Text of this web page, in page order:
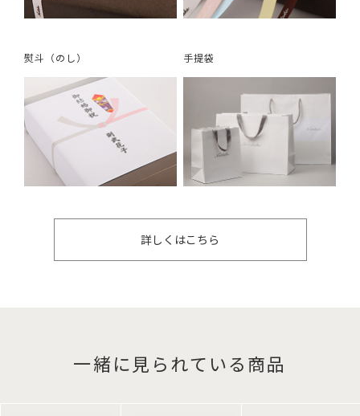
熨斗（のし） 手提袋
詳しくはこちら
一緒に見られている商品